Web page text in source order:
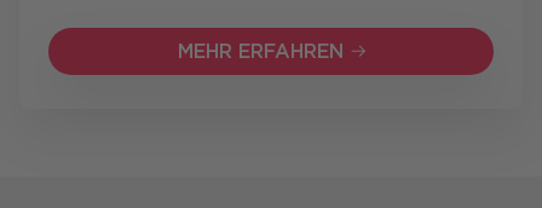
MEHR ERFAHREN
MEHR ERFAHREN